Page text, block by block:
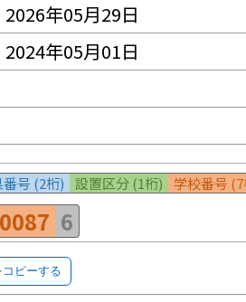
2026年05月29日
2024年05月01日
号 (2桁) 設置区分 (1桁) 学校番号
6
ピーする